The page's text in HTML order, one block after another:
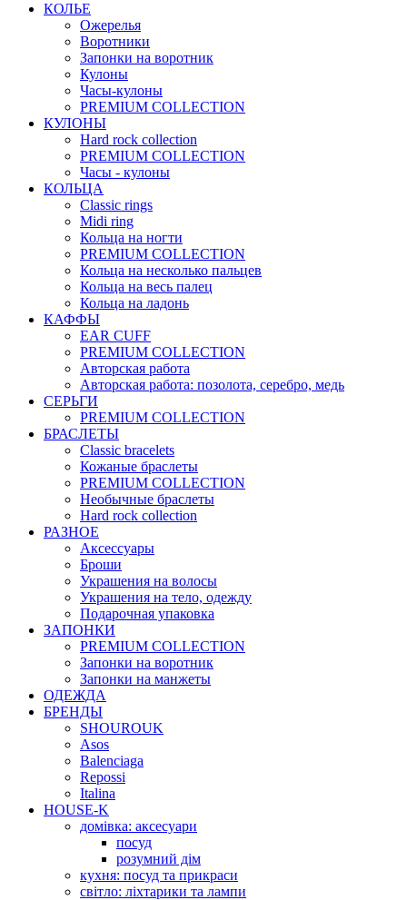
КОЛЬЕ
Ожерелья
Воротники
Запонки на воротник
Кулоны
Часы-кулоны
PREMIUM COLLECTION
КУЛОНЫ
Hard rock collection
PREMIUM COLLECTION
Часы - кулоны
КОЛЬЦА
Classic rings
Midi ring
Кольца на ногти
PREMIUM COLLECTION
Кольца на несколько пальцев
Кольца на весь палец
Кольца на ладонь
КАФФЫ
EAR CUFF
PREMIUM COLLECTION
Авторская работа
Авторская работа: позолота, серебро, медь
СЕРЬГИ
PREMIUM COLLECTION
БРАСЛЕТЫ
Classic bracelets
Кожаные браслеты
PREMIUM COLLECTION
Необычные браслеты
Hard rock collection
РАЗНОЕ
Аксессуары
Броши
Украшения на волосы
Украшения на тело, одежду
Подарочная упаковка
ЗАПОНКИ
PREMIUM COLLECTION
Запонки на воротник
Запонки на манжеты
ОДЕЖДА
БРЕНДЫ
SHOUROUK
Asos
Balenciaga
Repossi
Italina
HOUSE-K
домівка: аксесуари
посуд
розумний дім
кухня: посуд та прикраси
світло: ліхтарики та лампи